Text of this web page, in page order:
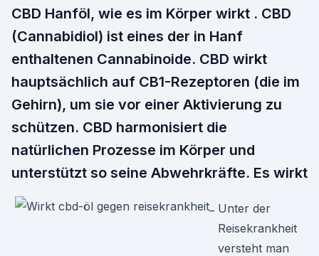
CBD Hanföl, wie es im Körper wirkt . CBD
(Cannabidiol) ist eines der in Hanf
enthaltenen Cannabinoide. CBD wirkt
hauptsächlich auf CB1-Rezeptoren (die im
Gehirn), um sie vor einer Aktivierung zu
schützen. CBD harmonisiert die
natürlichen Prozesse im Körper und
unterstützt so seine Abwehrkräfte. Es wirkt
Unter der
Reisekrankheit
versteht man